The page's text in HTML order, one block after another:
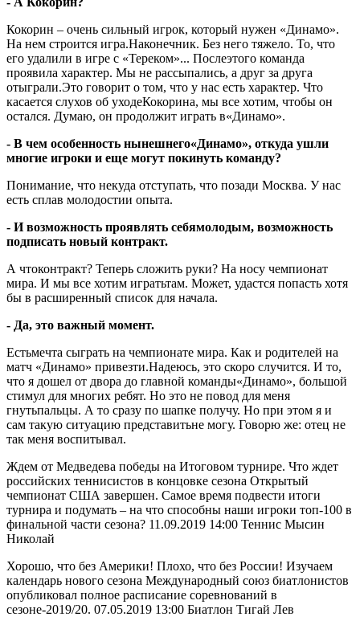
Кокорин – очень сильный игрок, который нужен «Динамо».
На нем строится игра.Наконечник. Без него тяжело. То, что
его удалили в игре с «Тереком»... Послеэтого команда
проявила характер. Мы не рассыпались, а друг за друга
отыграли.Это говорит о том, что у нас есть характер. Что
касается слухов об уходеКокорина, мы все хотим, чтобы он
остался. Думаю, он продолжит играть в«Динамо».
- В чем особенность нынешнего«Динамо», откуда ушли
многие игроки и еще могут покинуть команду?
Понимание, что некуда отступать, что позади Москва. У нас
есть сплав молодостии опыта.
- И возможность проявлять себямолодым, возможность
подписать новый контракт.
А чтоконтракт? Теперь сложить руки? На носу чемпионат
мира. И мы все хотим игратьтам. Может, удастся попасть хотя
бы в расширенный список для начала.
- Да, это важный момент.
Естьмечта сыграть на чемпионате мира. Как и родителей на
матч «Динамо» привезти.Надеюсь, это скоро случится. И то,
что я дошел от двора до главной команды«Динамо», большой
стимул для многих ребят. Но это не повод для меня
гнутьпальцы. А то сразу по шапке получу. Но при этом я и
сам такую ситуацию представитьне могу. Говорю же: отец не
так меня воспитывал.
Ждем от Медведева победы на Итоговом турнире. Что ждет
российских теннисистов в концовке сезона Открытый
чемпионат США завершен. Самое время подвести итоги
турнира и подумать – на что способны наши игроки топ-100 в
финальной части сезона? 11.09.2019 14:00 Теннис Мысин
Николай
Хорошо, что без Америки! Плохо, что без России! Изучаем
календарь нового сезона Международный союз биатлонистов
опубликовал полное расписание соревнований в
сезоне-2019/20. 07.05.2019 13:00 Биатлон Тигай Лев